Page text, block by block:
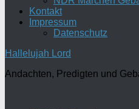
Kontakt
Impressum
Datenschutz
Hallelujah Lord
Andachten, Predigten und